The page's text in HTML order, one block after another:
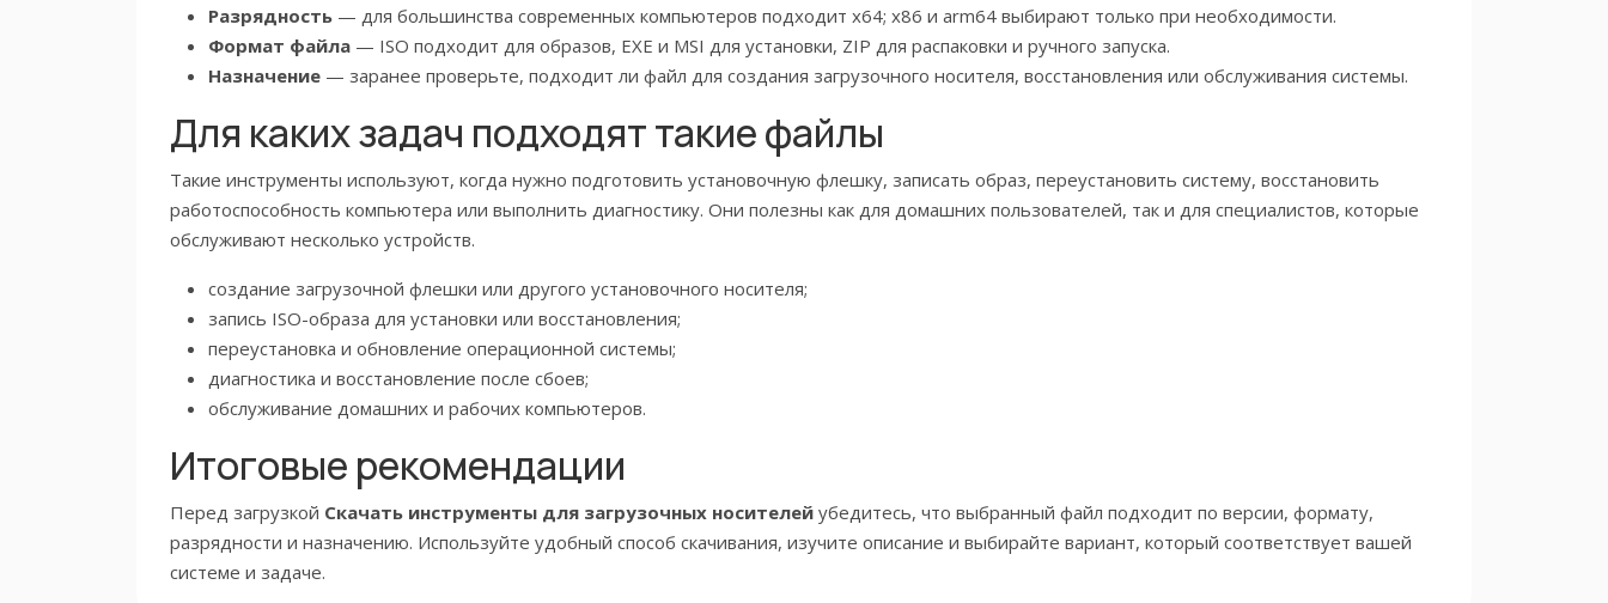
Разрядность — для большинства современных компьютеров подходит x64; x86 и arm64 выбирают только при необходимости.
Формат файла — ISO подходит для образов, EXE и MSI для установки, ZIP для распаковки и ручного запуска.
Назначение — заранее проверьте, подходит ли файл для создания загрузочного носителя, восстановления или обслуживания системы.
Для каких задач подходят такие файлы
Такие инструменты используют, когда нужно подготовить установочную флешку, записать образ, переустановить систему, восстановить
работоспособность компьютера или выполнить диагностику. Они полезны как для домашних пользователей, так и для специалистов, которые
обслуживают несколько устройств.
создание загрузочной флешки или другого установочного носителя;
запись ISO-образа для установки или восстановления;
переустановка и обновление операционной системы;
диагностика и восстановление после сбоев;
обслуживание домашних и рабочих компьютеров.
Итоговые рекомендации
Перед загрузкой Скачать инструменты для загрузочных носителей убедитесь, что выбранный файл подходит по версии, формату,
разрядности и назначению. Используйте удобный способ скачивания, изучите описание и выбирайте вариант, который соответствует вашей
системе и задаче.